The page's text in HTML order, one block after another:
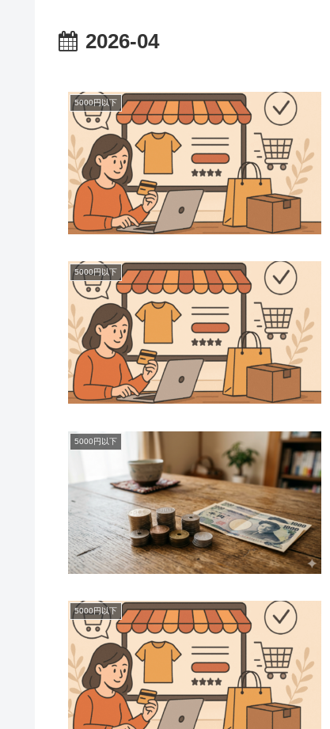
2026-04
5000円以下
5000円以下
5000円以下
5000円以下